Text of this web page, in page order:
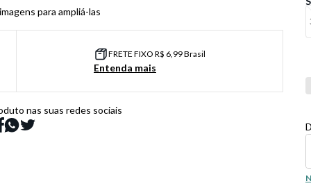
para ampliá-las
FRETE FIXO R$ 6,99 Brasil
Entenda mais
nas suas redes sociais